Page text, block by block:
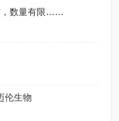
，数量有限……
伦生物